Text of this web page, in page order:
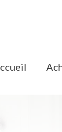
accueil